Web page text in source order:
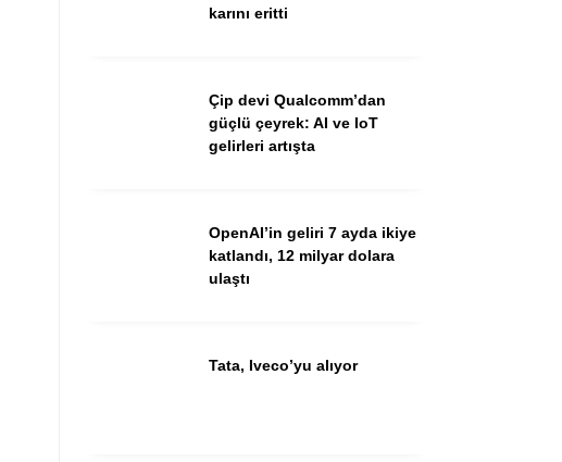
karını eritti
Çip devi Qualcomm’dan
güçlü çeyrek: AI ve IoT
gelirleri artışta
OpenAI’in geliri 7 ayda ikiye
katlandı, 12 milyar dolara
ulaştı
Tata, Iveco’yu alıyor